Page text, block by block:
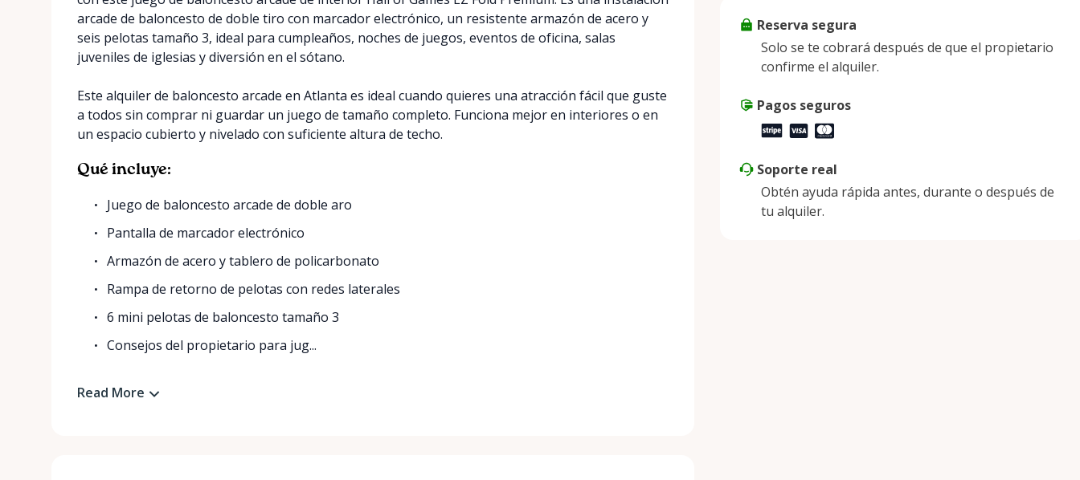
arcade de baloncesto de doble tiro con marcador electrónico, un resistente armazón de acero y
seis pelotas tamaño 3, ideal para cumpleaños, noches de juegos, eventos de oficina, salas
juveniles de iglesias y diversión en el sótano.
Este alquiler de baloncesto arcade en Atlanta es ideal cuando quieres una atracción fácil que guste
a todos sin comprar ni guardar un juego de tamaño completo. Funciona mejor en interiores o en
un espacio cubierto y nivelado con suficiente altura de techo.
Qué incluye:
Juego de baloncesto arcade de doble aro
Pantalla de marcador electrónico
Armazón de acero y tablero de policarbonato
Rampa de retorno de pelotas con redes laterales
6 mini pelotas de baloncesto tamaño 3
Consejos del propietario para jug...
Read More
Reserva segura
Solo se te cobrará después de que el propietario
confirme el alquiler.
Pagos seguros
Soporte real
Obtén ayuda rápida antes, durante o después de
tu alquiler.